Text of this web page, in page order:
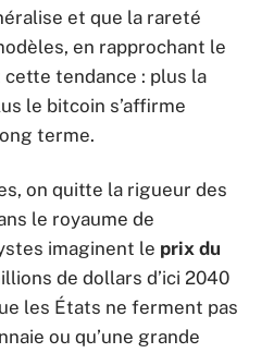
et que la rareté
en rapprochant le
cette tendance : plus la
le bitcoin s’affirme
terme.
on quitte la rigueur des
le royaume de
imaginent le prix du
de dollars d’ici 2040
les États ne ferment pas
ou qu’une grande